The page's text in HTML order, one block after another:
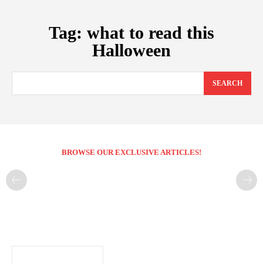
Tag: what to read this
Halloween
SEARCH
BROWSE OUR EXCLUSIVE ARTICLES!